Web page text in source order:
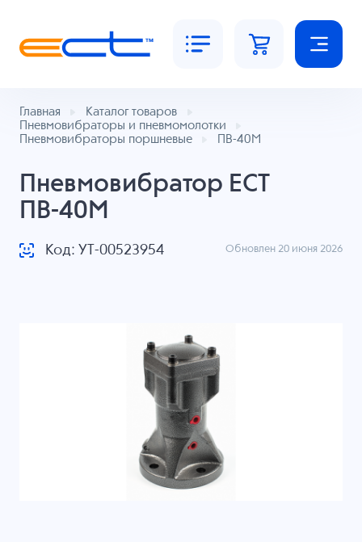
Главная
Каталог товаров
Пневмовибраторы и пневмомолотки
Пневмовибраторы поршневые
ПВ-40М
Пневмовибратор ECT
ПВ-40М
Код: УТ-00523954 Обновлен 20 июня 2026